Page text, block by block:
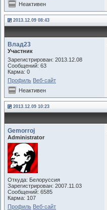
Неактивен
2013.12.09 08:43
Влад23
Участник
Зарегистрирован: 2013.12.08
Сообщений: 63
Карма: 0
Профиль Веб-сайт
Неактивен
2013.12.09 10:23
Gemorroj
Administrator
Откуда: Белоруссия
Зарегистрирован: 2007.11.03
Сообщений: 6585
Карма: 107
Профиль Веб-сайт